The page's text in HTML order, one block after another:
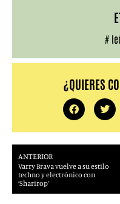
#
¿QUIERES
ANTERIOR
Varry Brava vuelve a su estilo
techno y electrónico con
‘Sharirop’